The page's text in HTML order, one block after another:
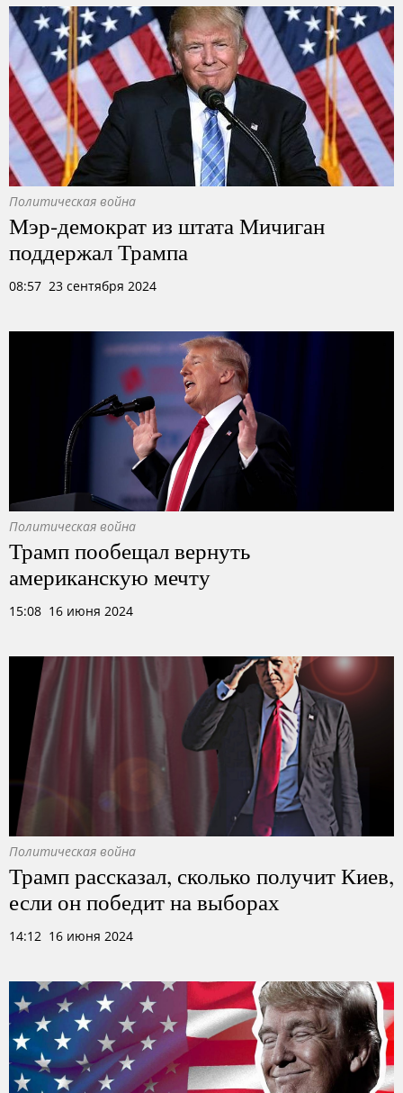
Политическая война
Мэр-демократ из штата Мичиган
поддержал Трампа
08:57 23 сентября 2024
Политическая война
Трамп пообещал вернуть
американскую мечту
15:08 16 июня 2024
Политическая война
Трамп рассказал, сколько получит Киев,
если он победит на выборах
14:12 16 июня 2024